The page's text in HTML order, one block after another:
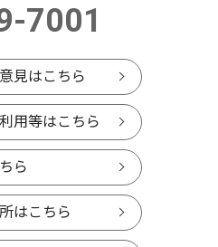
7001
見はこちら
用等はこちら
ら
はこちら